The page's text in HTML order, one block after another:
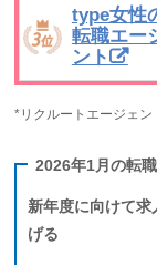
type女性
転職エー
ント
*リクルートエージェ
2026年1月の転
新年度に向けて
げる